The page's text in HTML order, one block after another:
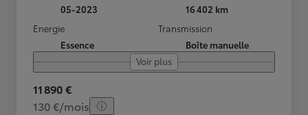
05-2023
16 402 km
Energie
Essence
Transmission
Boîte manuelle
Voir plus
11 890 €
130 €/mois